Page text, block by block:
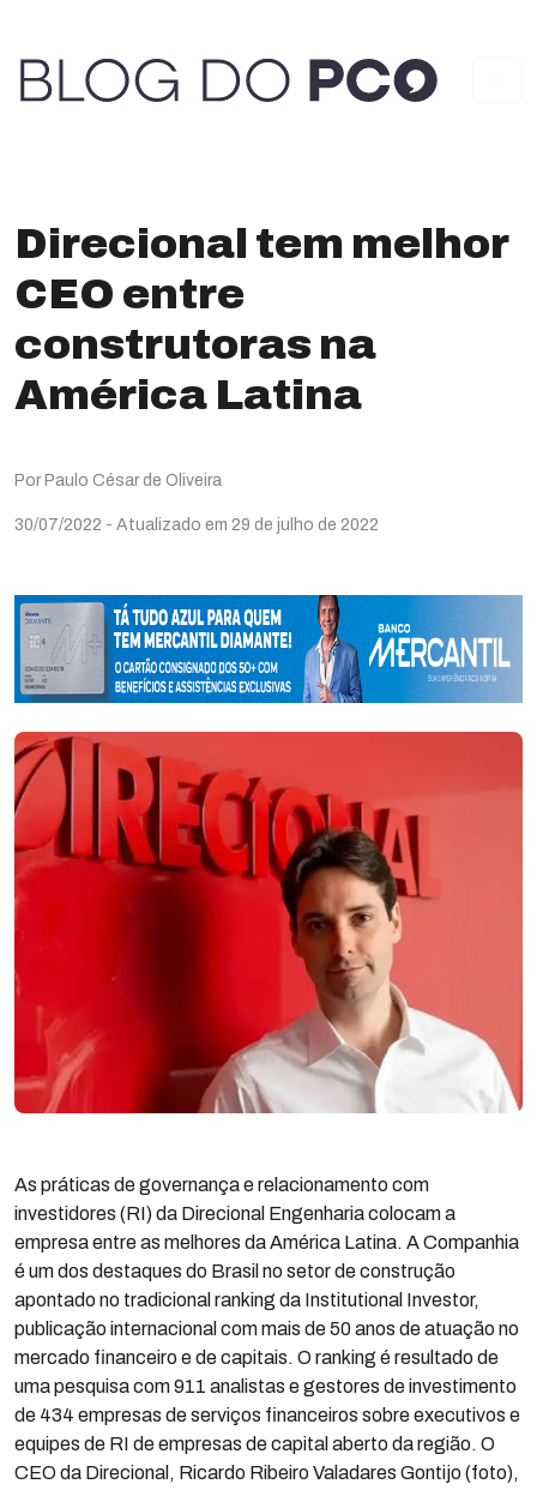
Direcional tem melhor
CEO entre
construtoras na
América Latina
Por Paulo César de Oliveira
30/07/2022 - Atualizado em 29 de julho de 2022
As práticas de governança e relacionamento com
investidores (RI) da Direcional Engenharia colocam a
empresa entre as melhores da América Latina. A Companhia
é um dos destaques do Brasil no setor de construção
apontado no tradicional ranking da Institutional Investor,
publicação internacional com mais de 50 anos de atuação no
mercado financeiro e de capitais. O ranking é resultado de
uma pesquisa com 911 analistas e gestores de investimento
de 434 empresas de serviços financeiros sobre executivos e
equipes de RI de empresas de capital aberto da região. O
CEO da Direcional, Ricardo Ribeiro Valadares Gontijo (foto),